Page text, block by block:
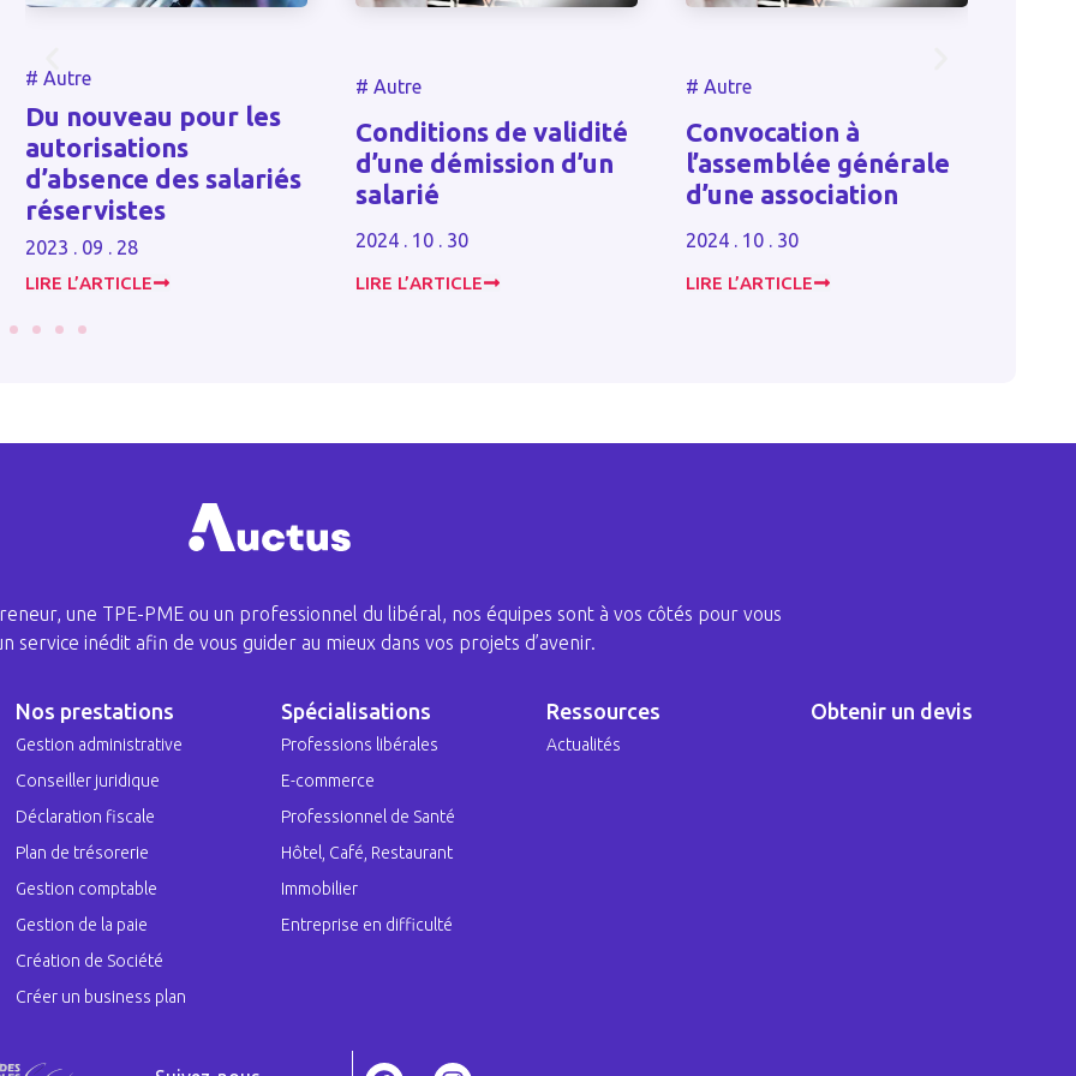
Autre
Du nouveau pour les
autorisations
d’absence des salariés
réservistes
2023 . 09 . 28
LIRE L’ARTICLE
Autre
Conditions de validité
d’une démission d’un
salarié
2024 . 10 . 30
LIRE L’ARTICLE
Autre
Convocation à
l’assemblée générale
d’une association
2024 . 10 . 30
LIRE L’ARTICLE
une TPE-PME ou un professionnel du libéral, nos équipes sont à vos côtés pour vous
service inédit afin de vous guider au mieux dans vos projets d’avenir.
Nos prestations
Gestion administrative
Conseiller juridique
Déclaration fiscale
Plan de trésorerie
Gestion comptable
Gestion de la paie
Création de Société
Créer un business plan
Spécialisations
Professions libérales
E-commerce
Professionnel de Santé
Hôtel, Café, Restaurant
Immobilier
Entreprise en difficulté
Ressources
Actualités
Obtenir un devis